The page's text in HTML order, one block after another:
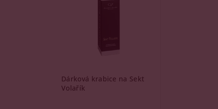
Dárková krabice na Sekt
Volařík